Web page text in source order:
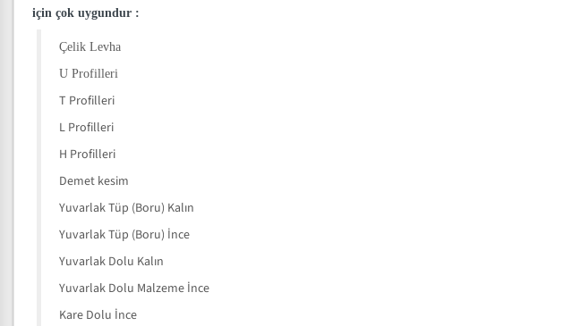
için çok uygundur :
Çelik Levha
U Profilleri
T Profilleri
L Profilleri
H Profilleri
Demet kesim
Yuvarlak Tüp (Boru) Kalın
Yuvarlak Tüp (Boru) İnce
Yuvarlak Dolu Kalın
Yuvarlak Dolu Malzeme İnce
Kare Dolu İnce